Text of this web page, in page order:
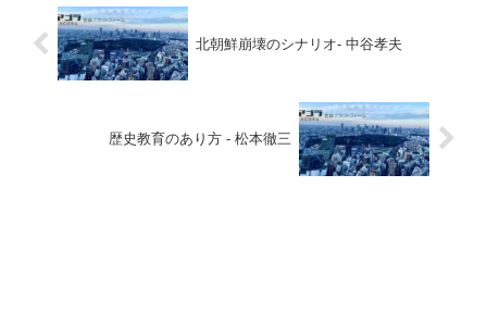
北朝鮮崩壊のシナリオ- 中谷孝夫
歴史教育のあり方 - 松本徹三